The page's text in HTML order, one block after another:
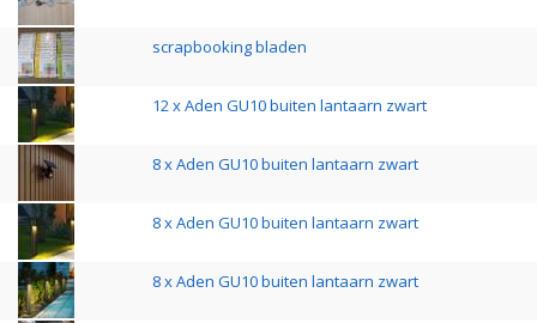
scrapbooking bladen
12 x Aden GU10 buiten lantaarn zwart
8 x Aden GU10 buiten lantaarn zwart
8 x Aden GU10 buiten lantaarn zwart
8 x Aden GU10 buiten lantaarn zwart